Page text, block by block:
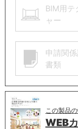
BIM用テ
ャー
申請関
書類
この製品
WEB